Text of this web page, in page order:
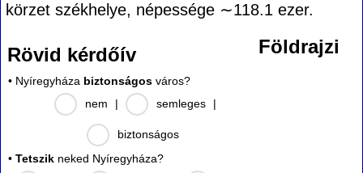
körzet székhelye, népessége ∼118.1 ezer.
Rövid kérdőív
• Nyíregyháza biztonságos város?
nem
| semleges |
biztonságos
• Tetszik neked Nyíregyháza?
Földrajzi